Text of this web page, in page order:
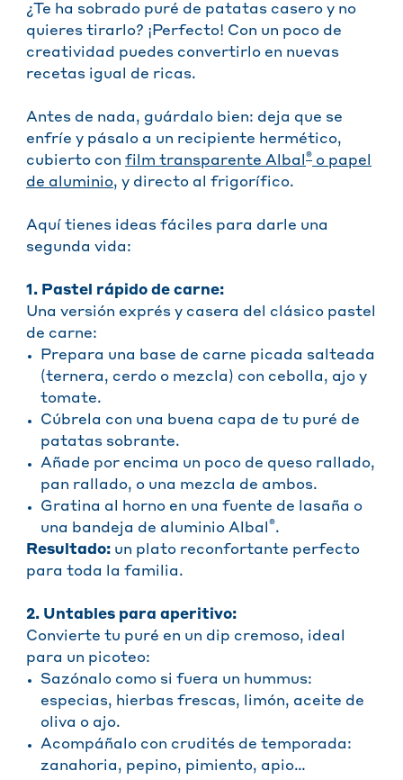
¿Te ha sobrado puré de patatas casero y no
quieres tirarlo? ¡Perfecto! Con un poco de
creatividad puedes convertirlo en nuevas
recetas igual de ricas.
Antes de nada, guárdalo bien: deja que se
enfríe y pásalo a un recipiente hermético,
cubierto con film transparente Albal® o papel
de aluminio, y directo al frigorífico.
Aquí tienes ideas fáciles para darle una
segunda vida:
1. Pastel rápido de carne:
Una versión exprés y casera del clásico pastel
de carne:
Prepara una base de carne picada salteada
(ternera, cerdo o mezcla) con cebolla, ajo y
tomate.
Cúbrela con una buena capa de tu puré de
patatas sobrante.
Añade por encima un poco de queso rallado,
pan rallado, o una mezcla de ambos.
Gratina al horno en una fuente de lasaña o
una bandeja de aluminio Albal®.
Resultado: un plato reconfortante perfecto
para toda la familia.
2. Untables para aperitivo:
Convierte tu puré en un dip cremoso, ideal
para un picoteo:
Sazónalo como si fuera un hummus:
especias, hierbas frescas, limón, aceite de
oliva o ajo.
Acompáñalo con crudités de temporada:
zanahoria, pepino, pimiento, apio…